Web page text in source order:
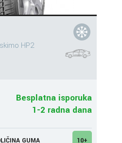
HP2
Besplatna isporuka
1-2 radna dana
GUMA 10+